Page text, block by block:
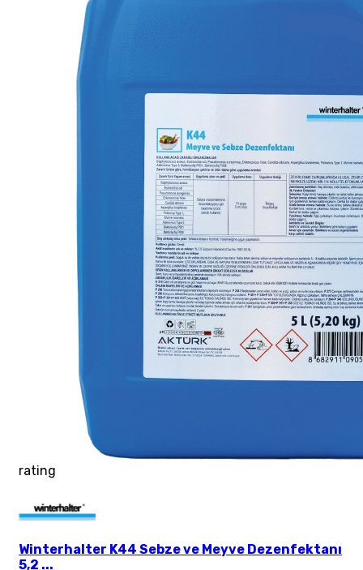
rating
Winterhalter K44 Sebze ve Meyve Dezenfektanı
5,2 ...